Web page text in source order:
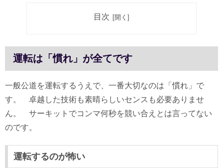
目次
運転は「慣れ」が全てです
一般公道を運転するうえで、一番大切なのは「慣れ」で
す。 卓越した技術も素晴らしいセンスも必要ありませ
ん。 サーキットでコンマ何秒を競い合えとは言ってない
のです。
運転するのが怖い